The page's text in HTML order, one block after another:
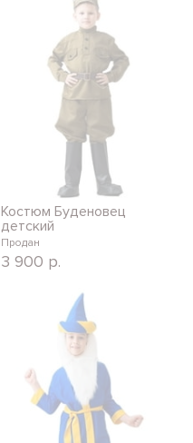
Костюм Буденовец
детский
Продан
3 900 р.